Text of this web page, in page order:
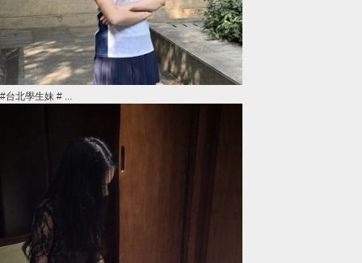
#台北學生妹 # ...